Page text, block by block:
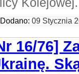
Dodano: 09 Stycznia
16/76]